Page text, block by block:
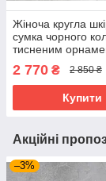
Жіноча кругла
сумка чорного
тисненим
«Мандала»,
2 770 ₴ 2 850 ₴
Купити
Акційні
–3%